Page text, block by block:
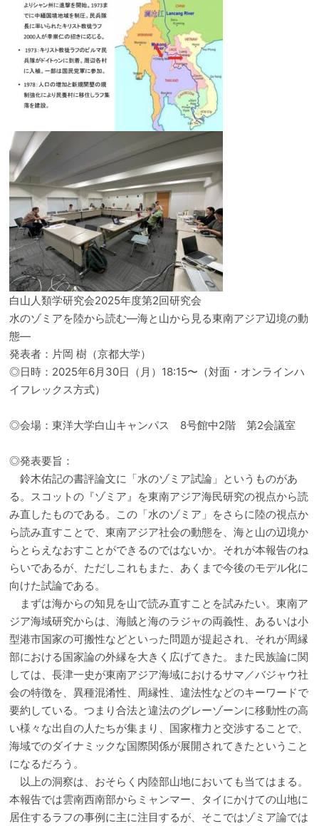
白山人類学研究会2025年度第2回研究会
水のゾミアを陸から読む―海と山から見る東南アジア辺境の動
態―
発表者：片岡 樹（京都大学）
◎日時：2025年6月30日（月）18:15〜（対面・オンラインハ
イフレックス方式）
◎会場：東洋大学白山キャンパス 8号館中2階 第2会議室
◎発表要旨：
鈴木佑記の書評論文に「水のゾミア試論」というものがあ
る。スコットの『ゾミア』を東南アジア海民研究の視点から読
み直したものである。この「水のゾミア」をさらに陸の視点か
ら読み直すことで、東南アジア社会の動態を、海と山の辺境か
らとらえなおすことができるのではないか。それが本報告のね
らいであるが、ただしこれもまた、あくまで今後のモデル化に
向けた試論である。
まずは海からの知見を山で読み直すことを試みたい。東南ア
ジア海域研究からは、海賊と海のラジャの両義性、あるいは小
型港市国家の可搬性などといった問題が提起され、それが周縁
部における国家論の外縁を大きく広げてきた。また民族論に関
しては、長津一史が東南アジア海域におけるサマ／バジャウ社
会の特徴を、異種混淆性、周縁性、違法性などのキーワードで
要約している。つまり合法と違法のグレーゾーンに移動性の高
い様々な出自の人たちが集まり、国家権力と交渉することで、
海域でのダイナミックな国際関係が展開されてきたということ
になるだろう。
以上の洞察は、おそらく内陸部山地においても当てはまる。
本報告では雲南西南部からミャンマー、タイにかけての山地に
居住するラフの事例に主に注目するが、そこではゾミア論では